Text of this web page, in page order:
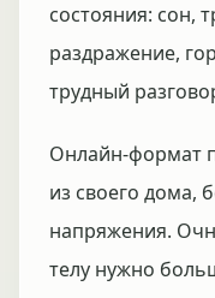
состояния: сон,
раздражение,
трудный
Онлайн-формат
из своего дома,
напряжения.
телу нужно